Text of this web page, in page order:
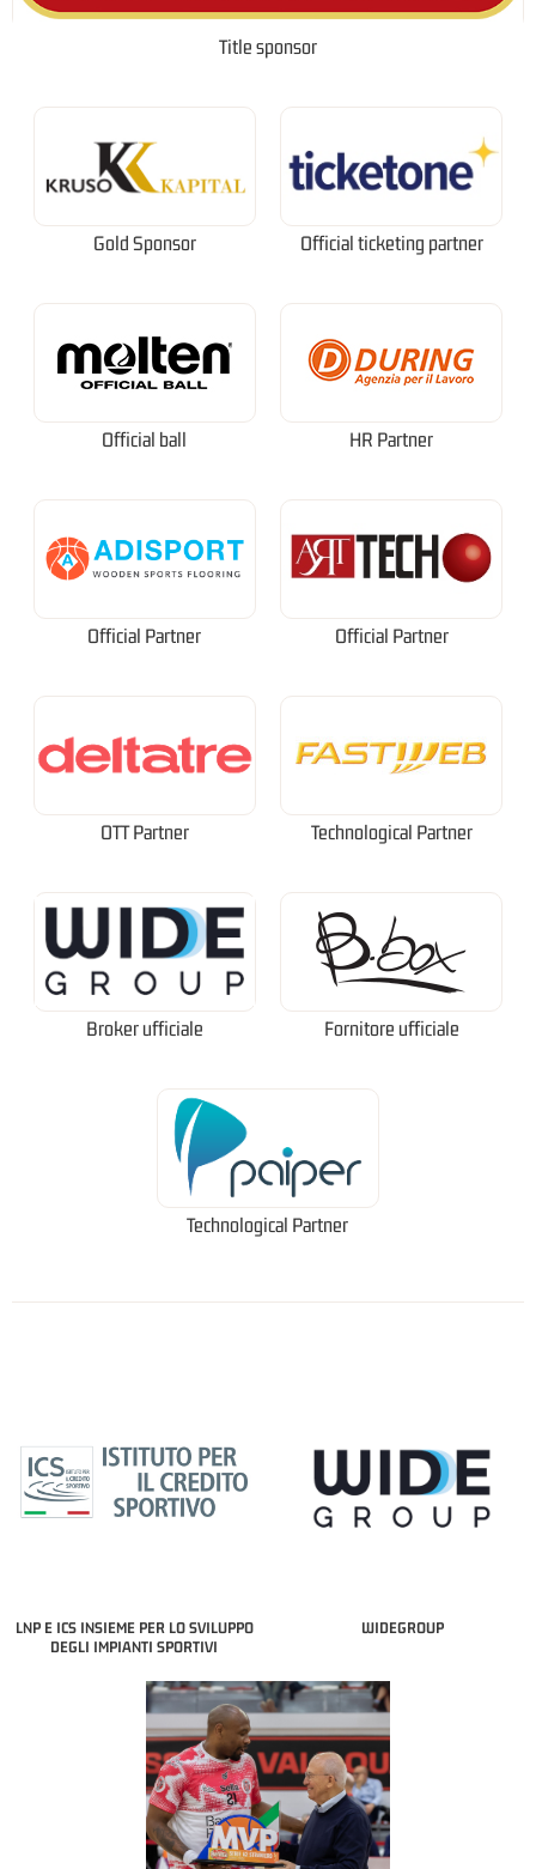
Title sponsor
Gold Sponsor Official ticketing partner
Official ball HR Partner
Official Partner Official Partner
OTT Partner Technological Partner
Broker ufficiale Fornitore ufficiale
Technological Partner
LNP E ICS INSIEME PER LO SVILUPPO
DEGLI IMPIANTI SPORTIVI
WIDEGROUP